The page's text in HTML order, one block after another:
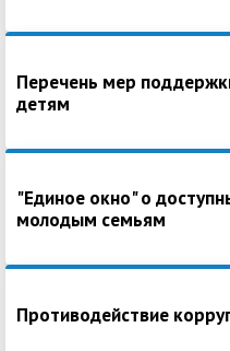
Перечень мер
детям
"Единое окно" о
молодым семьям
Противодействие